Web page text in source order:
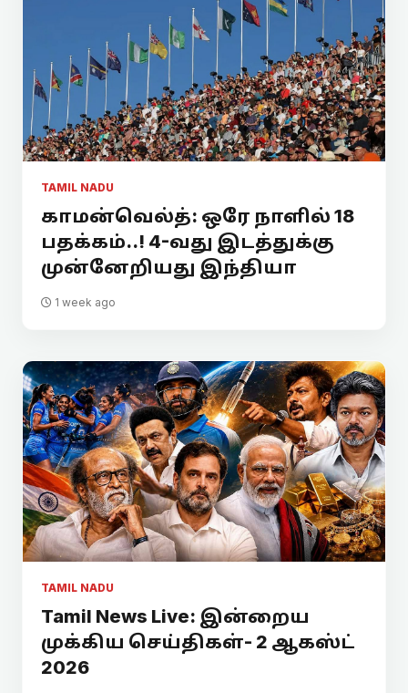
TAMIL NADU
காமன்வெல்த்: ஒரே நாளில் 18
பதக்கம்..! 4-வது இடத்துக்கு
முன்னேறியது இந்தியா
1 week ago
TAMIL NADU
Tamil News Live: இன்றைய
முக்கிய செய்திகள்- 2 ஆகஸ்ட்
2026